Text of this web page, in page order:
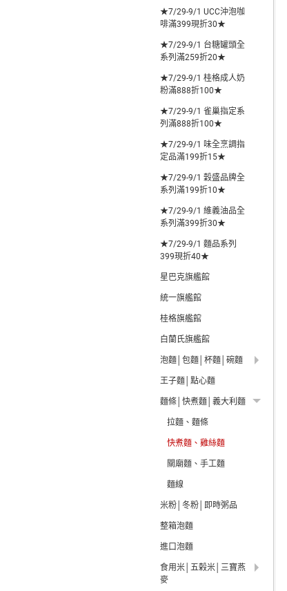
★7/29-9/1 UCC沖泡咖
啡滿399現折30★
★7/29-9/1 台糖罐頭全
系列滿259折20★
★7/29-9/1 桂格成人奶
粉滿888折100★
★7/29-9/1 雀巢指定系
列滿888折100★
★7/29-9/1 味全烹調指
定品滿199折15★
★7/29-9/1 穀盛品牌全
系列滿199折10★
★7/29-9/1 維義油品全
系列滿399折30★
★7/29-9/1 麵品系列
399現折40★
星巴克旗艦館
統一旗艦館
桂格旗艦館
白蘭氏旗艦館
泡麵│包麵│杯麵│碗麵
王子麵│點心麵
麵條│快煮麵│義大利麵
拉麵、麵條
快煮麵、雞絲麵
關廟麵、手工麵
麵線
米粉│冬粉│即時粥品
整箱泡麵
進口泡麵
食用米│五榖米│三寶燕
麥